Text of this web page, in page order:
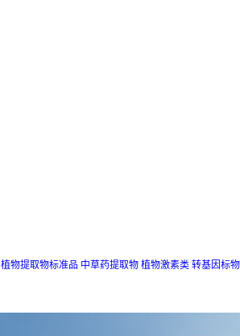
植物提取物标准品 中草药提取物 植物激素类 转基因标物